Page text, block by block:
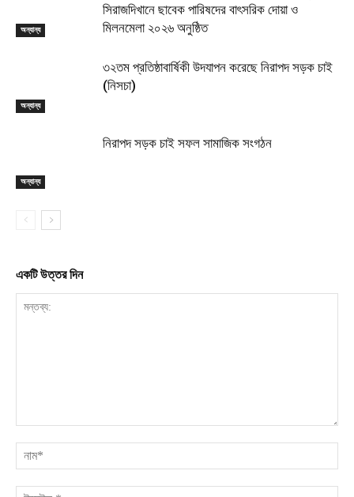
অন্যান্য
সিরাজদিখানে ছাবেক পারিষদের বাৎসরিক দোয়া ও
মিলনমেলা ২০২৬ অনুষ্ঠিত
অন্যান্য
৩২তম প্রতিষ্ঠাবার্ষিকী উদযাপন করেছে নিরাপদ সড়ক চাই
(নিসচা)
অন্যান্য
নিরাপদ সড়ক চাই সফল সামাজিক সংগঠন
একটি উত্তর দিন